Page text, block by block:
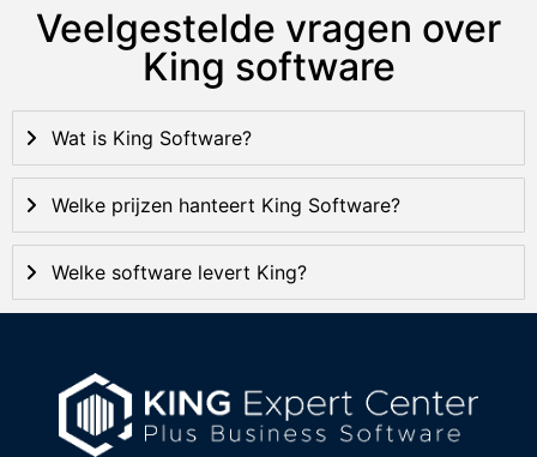
Veelgestelde vragen over
King software
Wat is King Software?
Welke prijzen hanteert King Software?
Welke software levert King?